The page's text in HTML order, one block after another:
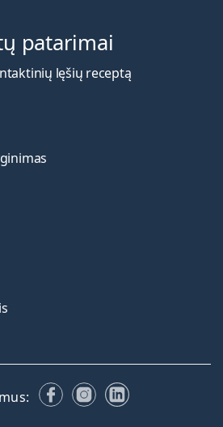
patarimai
lęšių receptą
FacebookInstagram
LinkedIn